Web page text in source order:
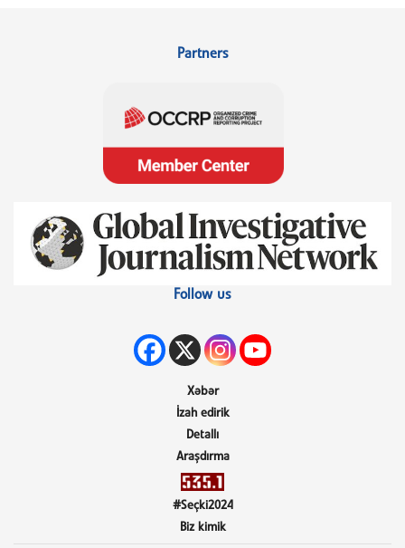
Partners
Follow us
Xəbər
İzah edirik
Detallı
Araşdırma
#Seçki2024
Biz kimik